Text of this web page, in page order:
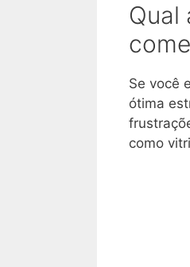
Qual
Se você
ótima
como